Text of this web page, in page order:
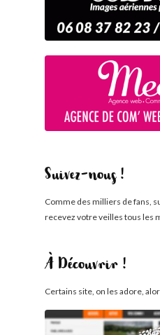
Suivez-nous !
Comme des milliers de fans,
recevez votre veilles tous les
À Découvrir !
Certains site, on les adore,